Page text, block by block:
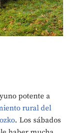
potente a
rural del
. Los sábados